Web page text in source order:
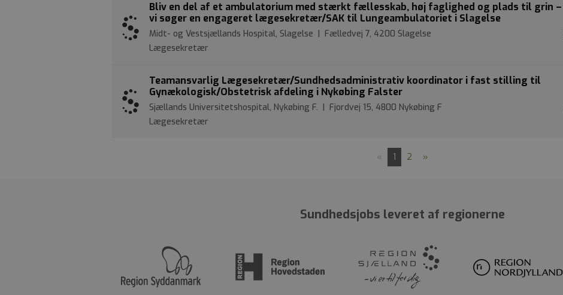
Bliv en del af et ambulatorium med stærkt fællesskab, høj faglighed og plads til grin –
vi søger en engageret lægesekretær/SAK til Lungeambulatoriet i Slagelse
Midt- og Vestsjællands Hospital, Slagelse | Fælledvej 7, 4200 Slagelse
Lægesekretær
Teamansvarlig Lægesekretær/Sundhedsadministrativ koordinator i fast stilling til
Gynækologisk/Obstetrisk afdeling i Nykøbing Falster
Sjællands Universitetshospital, Nykøbing F. | Fjordvej 15, 4800 Nykøbing F
Lægesekretær
« 1 2 »
Sundhedsjobs leveret af regionerne